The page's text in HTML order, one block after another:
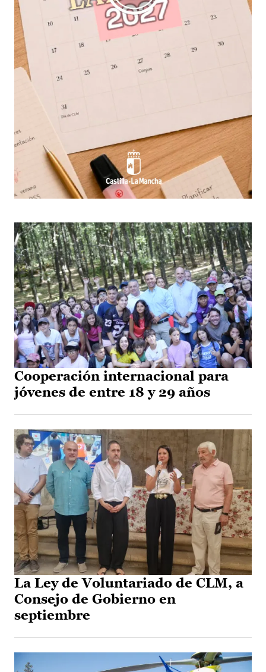
Cooperación internacional para
jóvenes de entre 18 y 29 años
La Ley de Voluntariado de CLM, a
Consejo de Gobierno en
septiembre